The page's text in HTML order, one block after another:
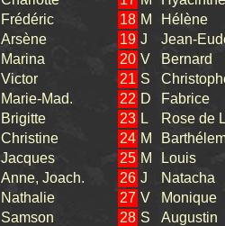
Frédéric 18 M
Hélène
Arsène 19 J
Jean-
Marina 20 V
Bernard
Victor 21 S
Marie-Mad. 22 D
Fabrice
Brigitte 23 L
Rose de
Christine 24 M
Jacques 25 M
Louis
Anne, Joach. 26 J
Natacha
Nathalie 27 V
Monique
Samson 28 S
Augustin